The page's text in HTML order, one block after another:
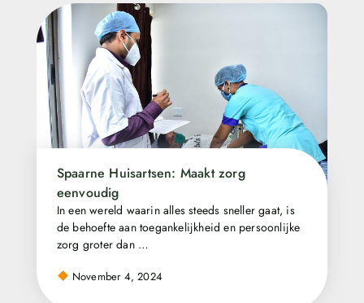
Spaarne Huisartsen: Maakt zorg
eenvoudig
In een wereld waarin alles steeds sneller gaat, is
de behoefte aan toegankelijkheid en persoonlijke
zorg groter dan …
November 4, 2024